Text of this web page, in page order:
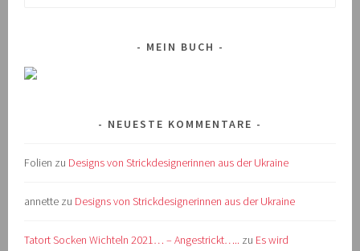
MEIN BUCH
NEUESTE KOMMENTARE
Folien zu Designs von Strickdesignerinnen aus der Ukraine
annette zu Designs von Strickdesignerinnen aus der Ukraine
Tatort Socken Wichteln 2021… – Angestrickt….. zu Es wird